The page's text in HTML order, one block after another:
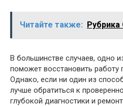
Читайте также: Рубрика
В большинстве случаев, одно
поможет восстановить работу
Однако, если ни один из
лучше обратиться к
глубокой диагностики и